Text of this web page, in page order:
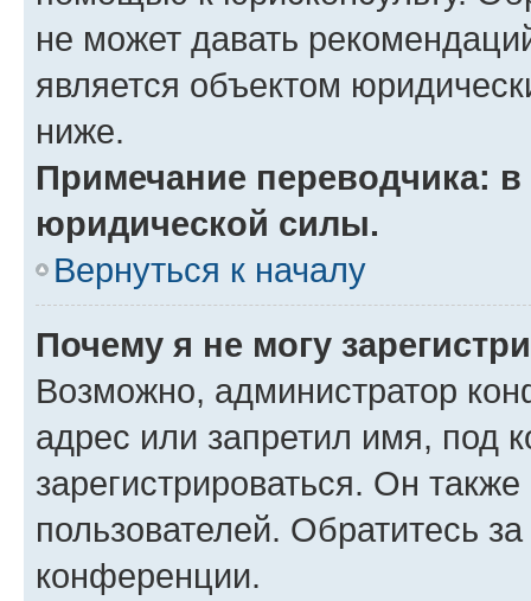
не может давать
является объектом
ниже.
Примечание переводчика:
юридической силы.
Вернуться к началу
Почему я не могу
Возможно, администратор
адрес или запретил имя, под
зарегистрироваться. Он
пользователей. Обратитесь
конференции.